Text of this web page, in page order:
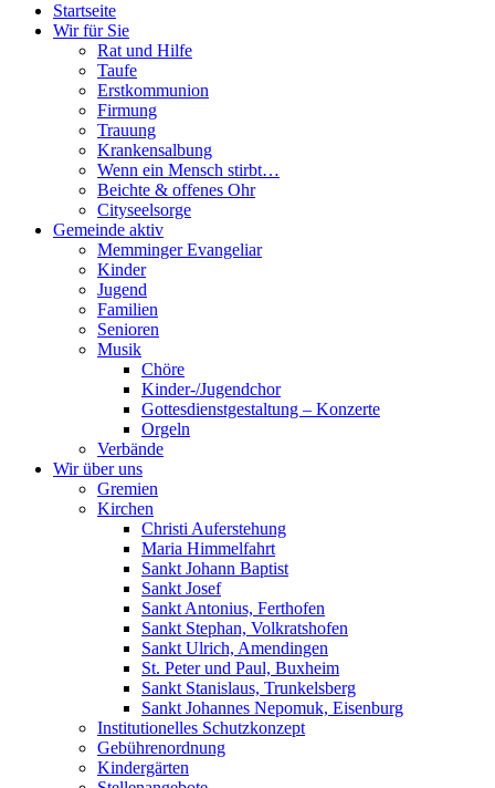
Startseite
Wir für Sie
Rat und Hilfe
Taufe
Erstkommunion
Firmung
Trauung
Krankensalbung
Wenn ein Mensch stirbt…
Beichte & offenes Ohr
Cityseelsorge
Gemeinde aktiv
Memminger Evangeliar
Kinder
Jugend
Familien
Senioren
Musik
Chöre
Kinder-/Jugendchor
Gottesdienstgestaltung – Konzerte
Orgeln
Verbände
Wir über uns
Gremien
Kirchen
Christi Auferstehung
Maria Himmelfahrt
Sankt Johann Baptist
Sankt Josef
Sankt Antonius, Ferthofen
Sankt Stephan, Volkratshofen
Sankt Ulrich, Amendingen
St. Peter und Paul, Buxheim
Sankt Stanislaus, Trunkelsberg
Sankt Johannes Nepomuk, Eisenburg
Institutionelles Schutzkonzept
Gebührenordnung
Kindergärten